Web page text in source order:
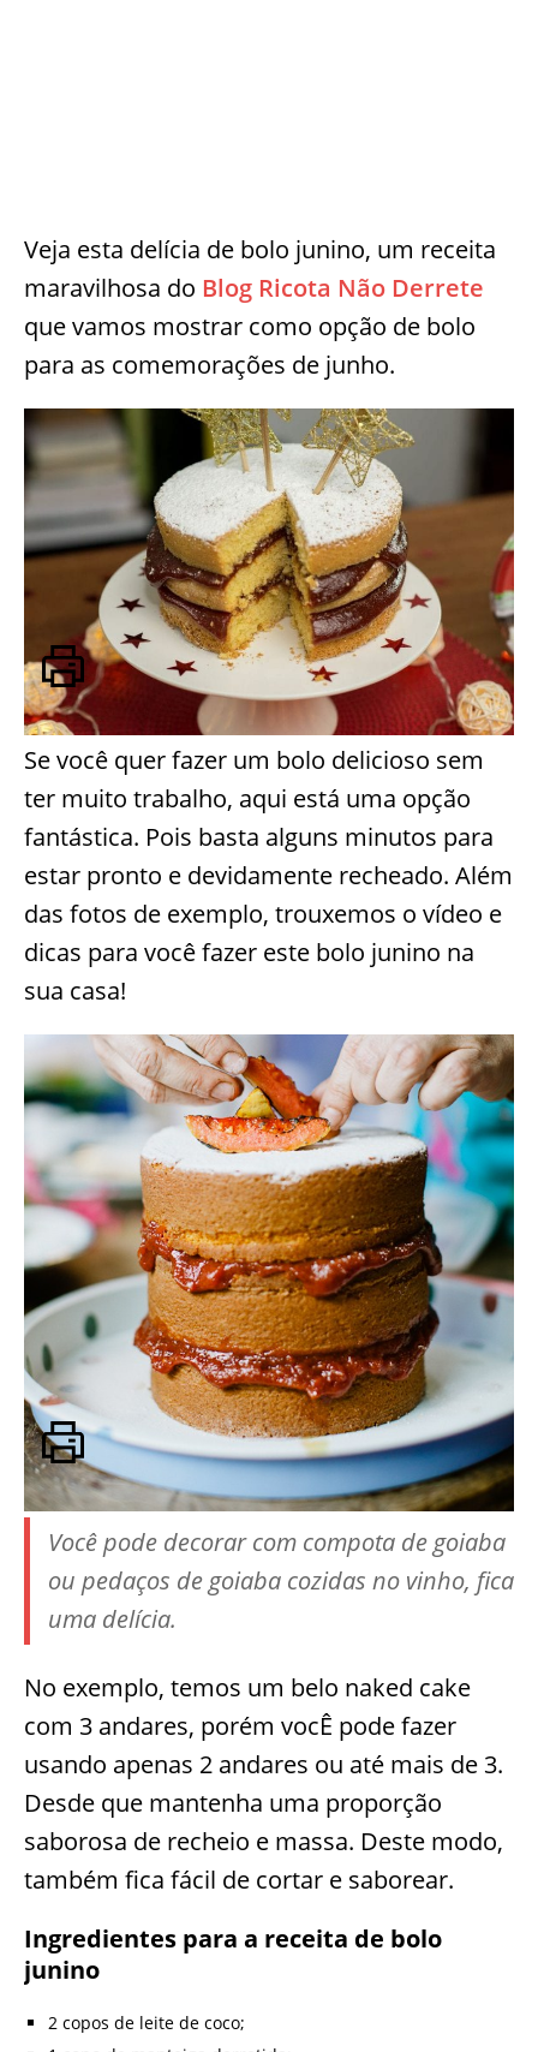
Veja esta delícia de bolo junino, um receita
maravilhosa do Blog Ricota Não Derrete
que vamos mostrar como opção de bolo
para as comemorações de junho.
Se você quer fazer um bolo delicioso sem
ter muito trabalho, aqui está uma opção
fantástica. Pois basta alguns minutos para
estar pronto e devidamente recheado. Além
das fotos de exemplo, trouxemos o vídeo e
dicas para você fazer este bolo junino na
sua casa!
Você pode decorar com compota de goiaba
ou pedaços de goiaba cozidas no vinho, fica
uma delícia.
No exemplo, temos um belo naked cake
com 3 andares, porém vocÊ pode fazer
usando apenas 2 andares ou até mais de 3.
Desde que mantenha uma proporção
saborosa de recheio e massa. Deste modo,
também fica fácil de cortar e saborear.
Ingredientes para a receita de bolo
junino
2 copos de leite de coco;